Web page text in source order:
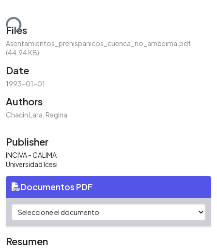
Files
Asentamientos_prehispanicos_cuenca_rio_ambeima.pdf
(44.94 KB)
Date
1993-01-01
Authors
Chacin Lara, Regina
Publisher
INCIVA - CALIMA
Universidad Icesi
Documentos PDF
Resumen